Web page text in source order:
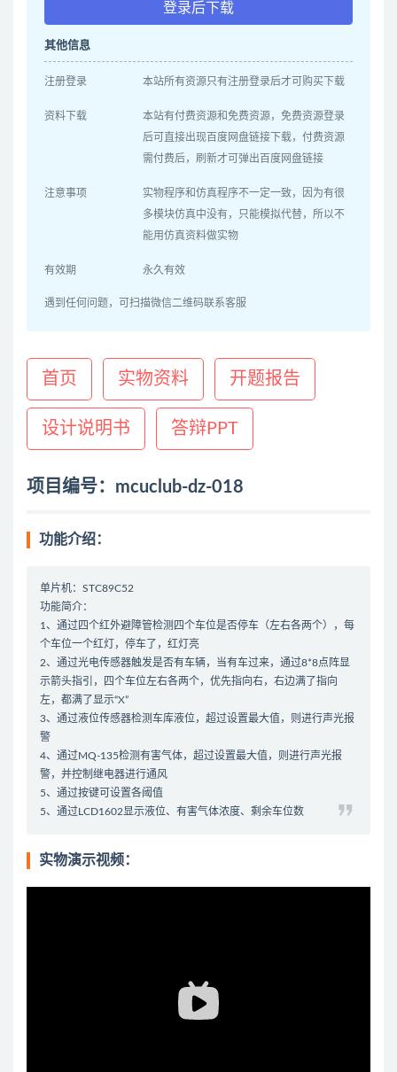
登录后下载
其他信息
注册登录 本站所有资源只有注册登录后才可购买下载
资料下载
本站有付费资源和免费资源，免费资源登录
后可直接出现百度网盘链接下载，付费资源
需付费后，刷新才可弹出百度网盘链接
注意事项
实物程序和仿真程序不一定一致，因为有很
多模块仿真中没有，只能模拟代替，所以不
能用仿真资料做实物
有效期 永久有效
遇到任何问题，可扫描微信二维码联系客服
首页 实物资料 开题报告
设计说明书 答辩PPT
项目编号：mcuclub-dz-018
功能介绍：
单片机：STC89C52
功能简介：
1、通过四个红外避障管检测四个车位是否停车（左右各两个），每
个车位一个红灯，停车了，红灯亮
2、通过光电传感器触发是否有车辆，当有车过来，通过8*8点阵显
示箭头指引，四个车位左右各两个，优先指向右，右边满了指向
左，都满了显示“X”
3、通过液位传感器检测车库液位，超过设置最大值，则进行声光报
警
4、通过MQ-135检测有害气体，超过设置最大值，则进行声光报
警，并控制继电器进行通风
5、通过按键可设置各阈值
5、通过LCD1602显示液位、有害气体浓度、剩余车位数
实物演示视频：